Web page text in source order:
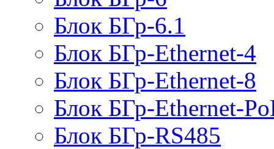
Блок БГр-6.1
Блок БГр-Ethernet-4
Блок БГр-Ethernet-8
Блок БГр-Ethernet-
Блок БГр-RS485